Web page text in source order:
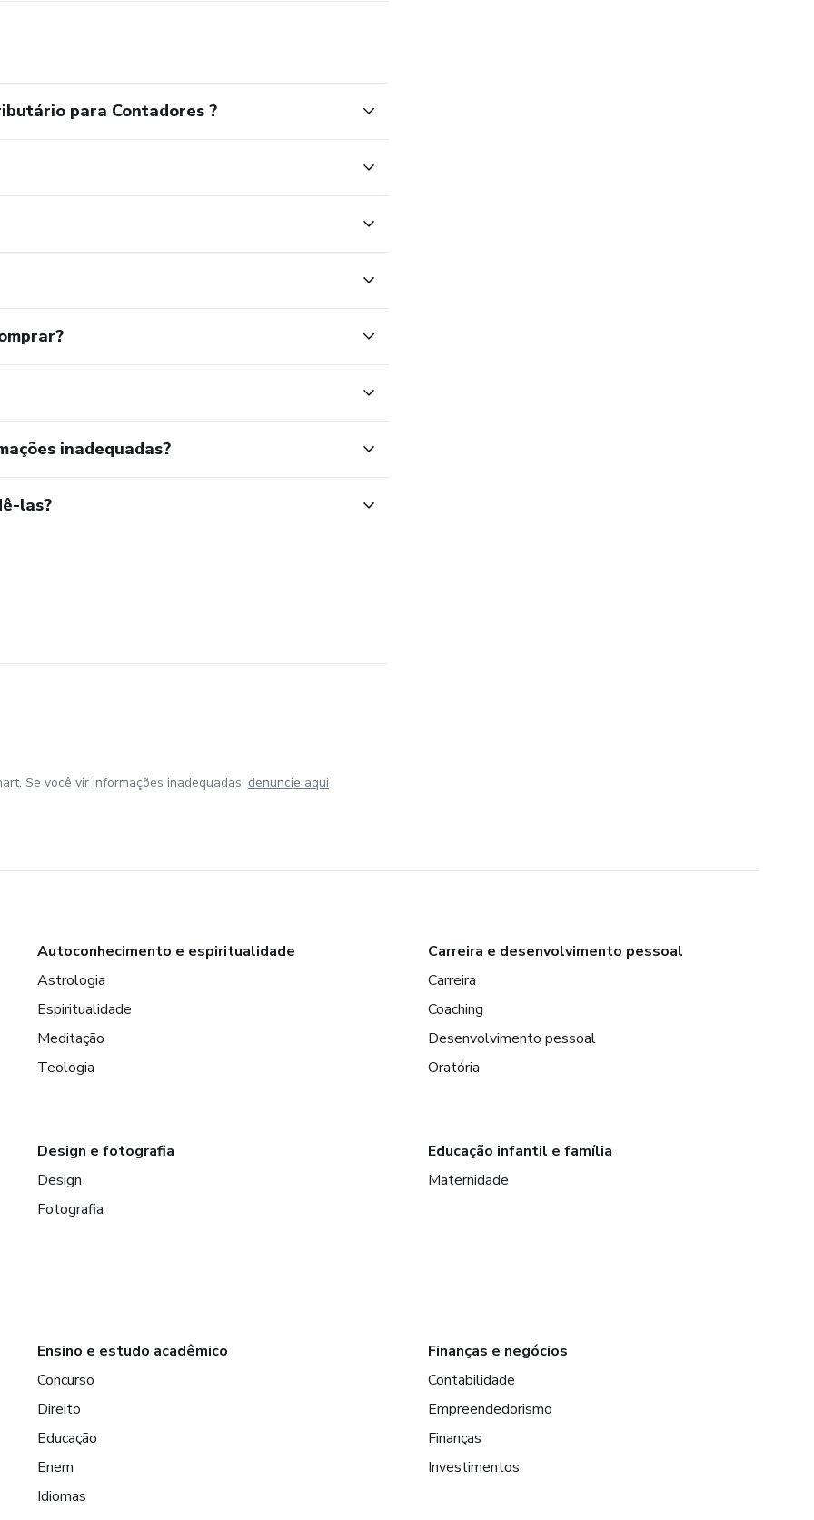
para Contadores ?
inadequadas?
las?
Se você vir informações inadequadas, denuncie aqui
Autoconhecimento e espiritualidade
Astrologia
Espiritualidade
Meditação
Teologia
Carreira e desenvolvimento pessoal
Carreira
Coaching
Desenvolvimento pessoal
Oratória
Design e fotografia
Design
Fotografia
Educação infantil e família
Maternidade
Ensino e estudo acadêmico
Concurso
Direito
Educação
Enem
Idiomas
Finanças e negócios
Contabilidade
Empreendedorismo
Finanças
Investimentos